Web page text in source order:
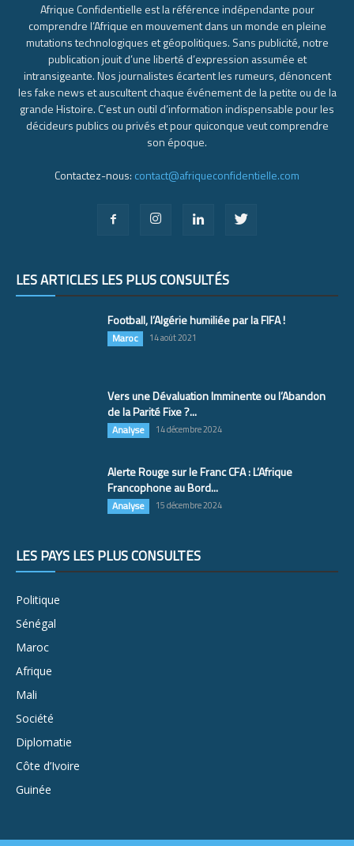
Afrique Confidentielle est la référence indépendante pour
comprendre l’Afrique en mouvement dans un monde en pleine
mutations technologiques et géopolitiques. Sans publicité, notre
publication jouit d’une liberté d’expression assumée et
intransigeante. Nos journalistes écartent les rumeurs, dénoncent
les fake news et auscultent chaque événement de la petite ou de la
grande Histoire. C’est un outil d’information indispensable pour les
décideurs publics ou privés et pour quiconque veut comprendre
son époque.
Contactez-nous: contact@afriqueconfidentielle.com
LES ARTICLES LES PLUS CONSULTÉS
Football, l’Algérie humiliée par la FIFA !
Maroc 14 août 2021
Vers une Dévaluation Imminente ou l’Abandon
de la Parité Fixe ?...
Analyse 14 décembre 2024
Alerte Rouge sur le Franc CFA : L’Afrique
Francophone au Bord...
Analyse 15 décembre 2024
LES PAYS LES PLUS CONSULTÉS
Politique
Sénégal
Maroc
Afrique
Mali
Société
Diplomatie
Côte d’Ivoire
Guinée